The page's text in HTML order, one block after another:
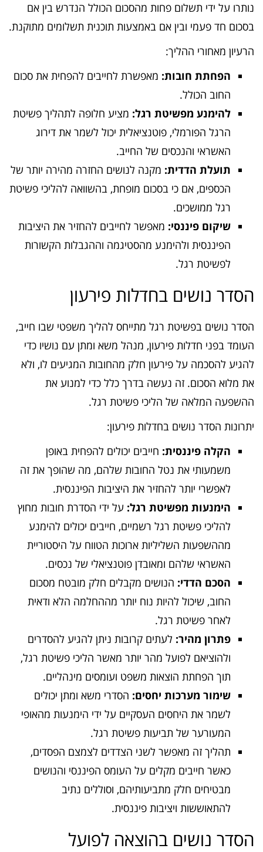
נותרו על ידי תשלום פחות מהסכום הכולל הנדרש בין אם
בסכום חד פעמי ובין אם באמצעות תוכנית תשלומים מתוקנת.
הרעיון מאחורי ההליך:
הפחתת חובות: מאפשרת לחייבים להפחית את סכום
החוב הכולל.
להימנע מפשיטת רגל: מציע חלופה לתהליך פשיטת
הרגל הפורמלי, פוטנציאלית יכול לשמר את דירוג
האשראי והנכסים של החייב.
תועלת הדדית: מקנה לנושים החזרה מהירה יותר של
הכספים, אם כי בסכום מופחת, בהשוואה להליכי פשיטת
רגל ממושכים.
שיקום פיננסי: מאפשר לחייבים להחזיר את היציבות
הפיננסית ולהימנע מהסטיגמה וההגבלות הקשורות
לפשיטת רגל.
הסדר נושים בחדלות פירעון
הסדר נושים בפשיטת רגל מתייחס להליך משפטי שבו חייב,
העומד בפני חדלות פירעון, מנהל משא ומתן עם נושיו כדי
להגיע להסכמה על פירעון חלק מהחובות המגיעים לו, ולא
את מלוא הסכום. זה נעשה בדרך כלל כדי למנוע את
ההשפעה המלאה של הליכי פשיטת רגל.
יתרונות הסדר נושים בחדלות פירעון:
הקלה פיננסית: חייבים יכולים להפחית באופן
משמעותי את נטל החובות שלהם, מה שהופך את זה
לאפשרי יותר להחזיר את היציבות הפיננסית.
הימנעות מפשיטת רגל: על ידי הסדרת חובות מחוץ
להליכי פשיטת רגל רשמיים, חייבים יכולים להימנע
מההשפעות השליליות ארוכות הטווח על היסטוריית
האשראי שלהם ומאובדן פוטנציאלי של נכסים.
הסכם הדדי: הנושים מקבלים חלק מובטח מסכום
החוב, שיכול להיות נוח יותר מההחלמה הלא ודאית
לאחר פשיטת רגל.
פתרון מהיר: לעתים קרובות ניתן להגיע להסדרים
ולהוציאם לפועל מהר יותר מאשר הליכי פשיטת רגל,
תוך הפחתת הוצאות משפט ועומסים מינהליים.
שימור מערכות יחסים: הסדרי משא ומתן יכולים
לשמר את היחסים העסקיים על ידי הימנעות מהאופי
המעורער של תביעות פשיטת רגל.
תהליך זה מאפשר לשני הצדדים לצמצם הפסדים,
כאשר חייבים מקלים על העומס הפיננסי והנושים
מבטיחים חלק מתביעותיהם, וסוללים נתיב
להתאוששות ויציבות פיננסית.
הסדר נושים בהוצאה לפועל